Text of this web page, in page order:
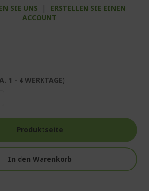
SIE UNS |
ERSTELLEN SIE EINEN
ACCOUNT
1 - 4 WERKTAGE)
Produktseite
In den Warenkorb